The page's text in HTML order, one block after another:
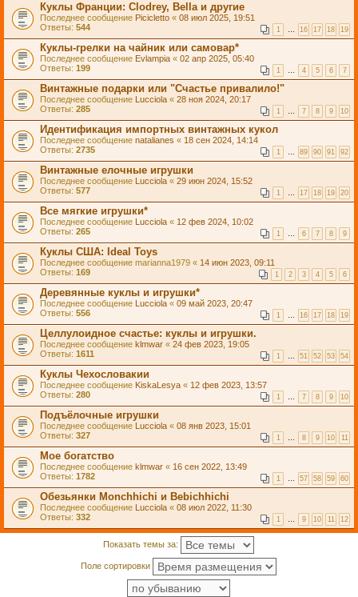
Куклы Франции: Clodrey, Bella и другие
Последнее сообщение Picicletto « 08 июл 2025, 19:51
Ответы: 544 1 … 16 17 18 19
Куклы-грелки на чайник или самовар*
Последнее сообщение Evlampia « 02 апр 2025, 05:40
Ответы: 199 1 … 4 5 6 7
Винтажные подарки или "Счастье привалило!"
Последнее сообщение Lucciola « 28 ноя 2024, 20:17
Ответы: 285 1 … 7 8 9 10
Идентификация импортных винтажных кукол
Последнее сообщение natalianes « 18 сен 2024, 14:14
Ответы: 2735 1 … 89 90 91 92
Винтажные елочные игрушки
Последнее сообщение Lucciola « 29 июн 2024, 15:52
Ответы: 577 1 … 17 18 19 20
Все мягкие игрушки*
Последнее сообщение Lucciola « 12 фев 2024, 10:02
Ответы: 265 1 … 6 7 8 9
Куклы США: Ideal Toys
Последнее сообщение marianna1979 « 14 июн 2023, 09:11
Ответы: 169 1 2 3 4 5 6
Деревянные куклы и игрушки*
Последнее сообщение Lucciola « 09 май 2023, 20:47
Ответы: 556 1 … 16 17 18 19
Целлулоидное счастье: куклы и игрушки.
Последнее сообщение klmwar « 24 фев 2023, 19:05
Ответы: 1611 1 … 51 52 53 54
Куклы Чехословакии
Последнее сообщение KiskaLesya « 12 фев 2023, 13:57
Ответы: 280 1 … 7 8 9 10
Подъёлочные игрушки
Последнее сообщение Lucciola « 08 янв 2023, 15:01
Ответы: 327 1 … 8 9 10 11
Мое богатство
Последнее сообщение klmwar « 16 сен 2022, 13:49
Ответы: 1782 1 … 57 58 59 60
Обезьянки Monchhichi и Bebichhichi
Последнее сообщение Lucciola « 08 июл 2022, 11:30
Ответы: 332 1 … 9 10 11 12
Показать темы за:
Поле сортировки